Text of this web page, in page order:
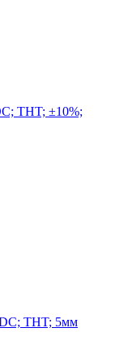
THT; ±10%;
THT; 5мм